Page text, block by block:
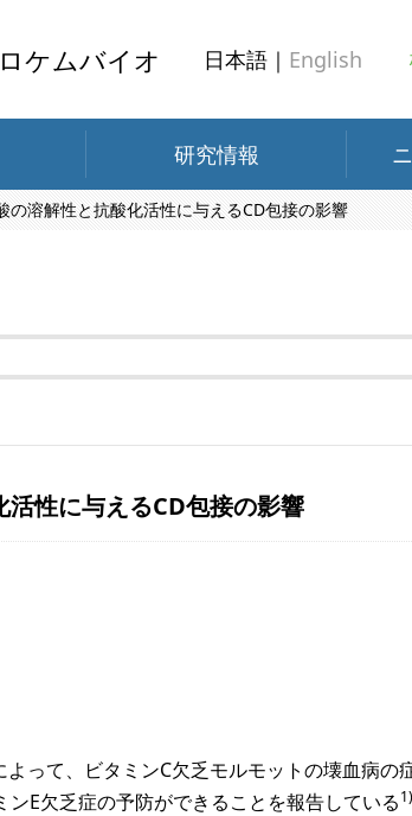
ケムバイオ 日本語｜ English
研究情報
溶解性と抗酸化活性に与えるCD包接の影響
性に与えるCD包接の影響
って、ビタミンC欠乏モルモットの壊血病の
E欠乏症の予防ができることを報告している1)